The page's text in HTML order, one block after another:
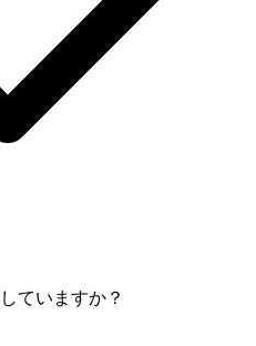
ていますか？